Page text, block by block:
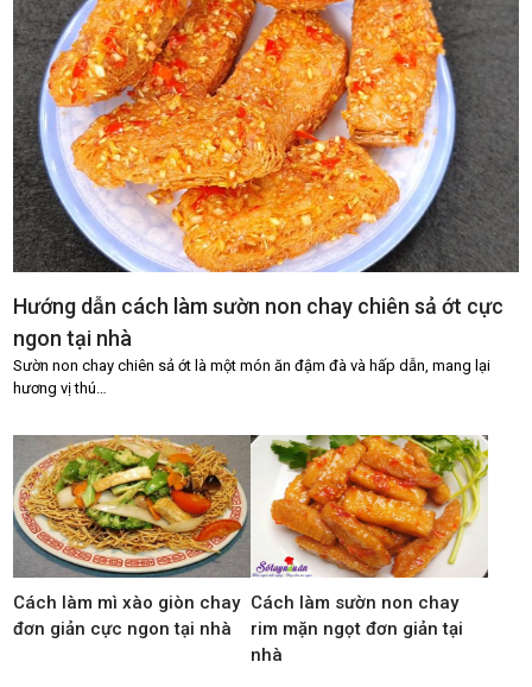
Hướng dẫn cách làm sườn non chay chiên sả ớt cực
ngon tại nhà
Sườn non chay chiên sả ớt là một món ăn đậm đà và hấp dẫn, mang lại
hương vị thú…
Cách làm mì xào giòn chay
đơn giản cực ngon tại nhà
Cách làm sườn non chay
rim mặn ngọt đơn giản tại
nhà